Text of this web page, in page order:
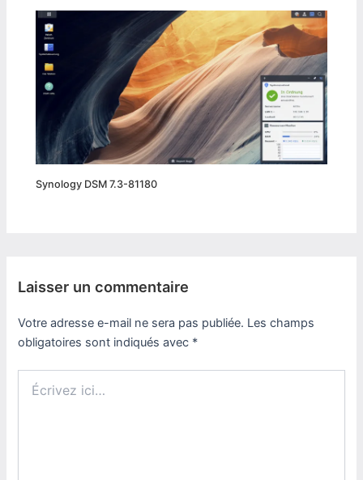
Synology DSM 7.3-81180
Laisser un commentaire
Votre adresse e-mail ne sera pas publiée. Les champs
obligatoires sont indiqués avec *
ici…